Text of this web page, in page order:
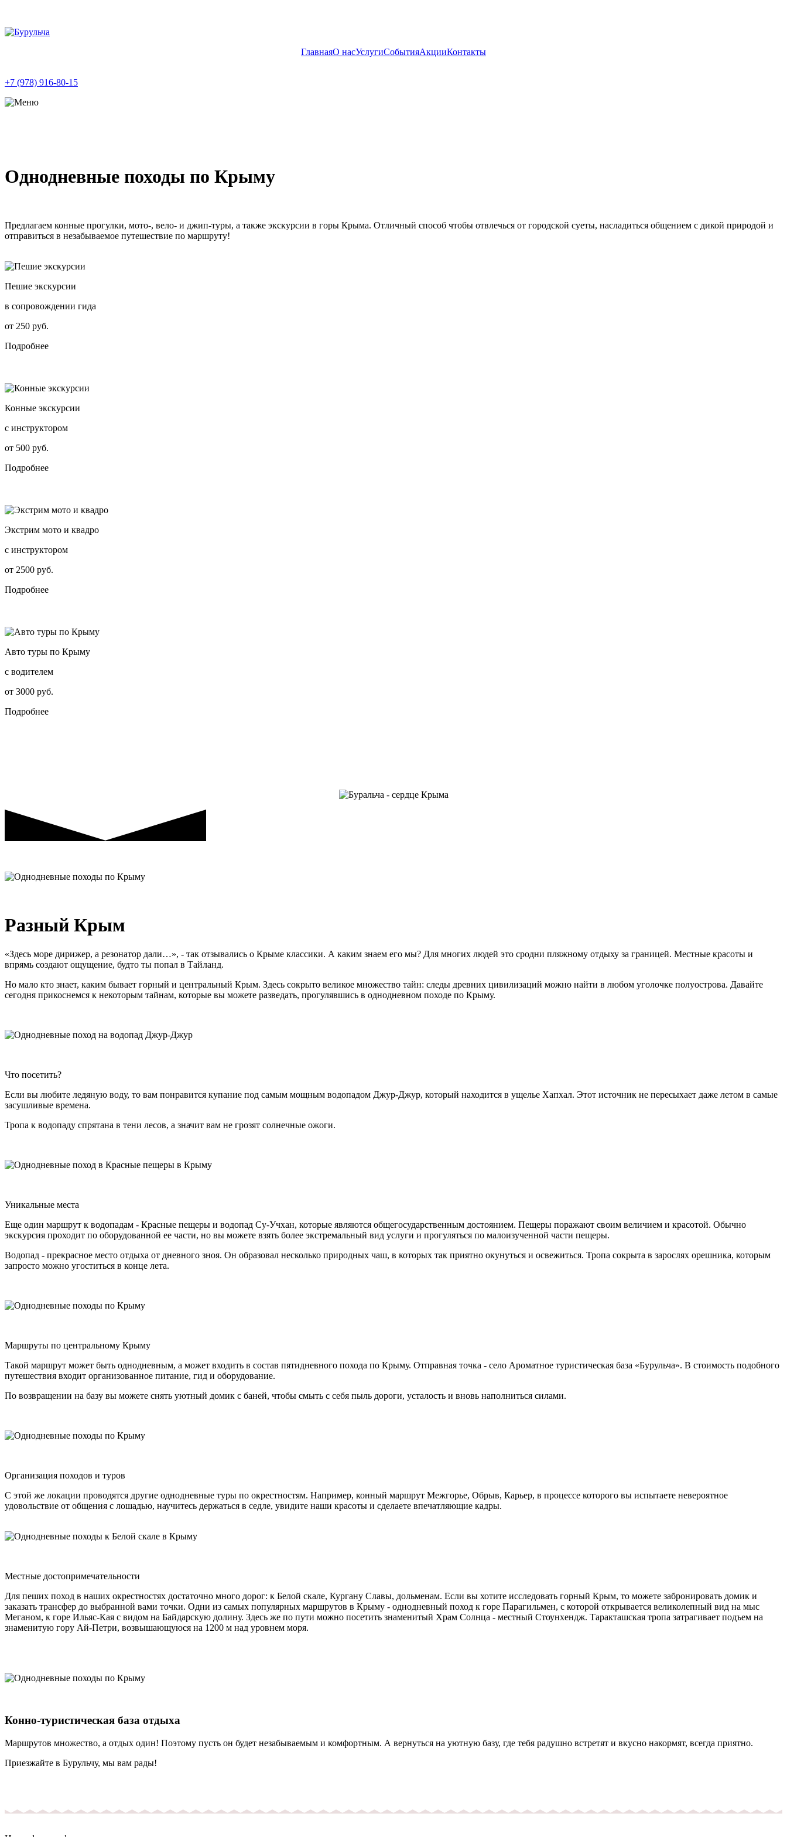
ГлавнаяО насУслугиСобытияАкцииКонтакты
+7 (978) 916-80-15
Однодневные походы по Крыму
Предлагаем конные прогулки, мото-, вело- и джип-туры, а также экскурсии в горы Крыма. Отличный способ чтобы отвлечься от городской суеты, насладиться общением с дикой природой и
отправиться в незабываемое путешествие по маршруту!
Пешие экскурсии
в сопровождении гида
от 250 руб.
Подробнее
Конные экскурсии
с инструктором
от 500 руб.
Подробнее
Экстрим мото и квадро
с инструктором
от 2500 руб.
Подробнее
Авто туры по Крыму
с водителем
от 3000 руб.
Подробнее
Разный Крым
«Здесь море дирижер, а резонатор дали…», - так отзывались о Крыме классики. А каким знаем его мы? Для многих людей это сродни пляжному отдыху за границей. Местные красоты и
впрямь создают ощущение, будто ты попал в Тайланд.
Но мало кто знает, каким бывает горный и центральный Крым. Здесь сокрыто великое множество тайн: следы древних цивилизаций можно найти в любом уголочке полуострова. Давайте
сегодня прикоснемся к некоторым тайнам, которые вы можете разведать, прогулявшись в однодневном походе по Крыму.
Что посетить?
Если вы любите ледяную воду, то вам понравится купание под самым мощным водопадом Джур-Джур, который находится в ущелье Хапхал. Этот источник не пересыхает даже летом в самые
засушливые времена.
Тропа к водопаду спрятана в тени лесов, а значит вам не грозят солнечные ожоги.
Уникальные места
Еще один маршрут к водопадам - Красные пещеры и водопад Су-Учхан, которые являются общегосударственным достоянием. Пещеры поражают своим величием и красотой. Обычно
экскурсия проходит по оборудованной ее части, но вы можете взять более экстремальный вид услуги и прогуляться по малоизученной части пещеры.
Водопад - прекрасное место отдыха от дневного зноя. Он образовал несколько природных чаш, в которых так приятно окунуться и освежиться. Тропа сокрыта в зарослях орешника, которым
запросто можно угоститься в конце лета.
Маршруты по центральному Крыму
Такой маршрут может быть однодневным, а может входить в состав пятидневного похода по Крыму. Отправная точка - село Ароматное туристическая база «Бурульча». В стоимость подобного
путешествия входит организованное питание, гид и оборудование.
По возвращении на базу вы можете снять уютный домик с баней, чтобы смыть с себя пыль дороги, усталость и вновь наполниться силами.
Организация походов и туров
С этой же локации проводятся другие однодневные туры по окрестностям. Например, конный маршрут Межгорье, Обрыв, Карьер, в процессе которого вы испытаете невероятное
удовольствие от общения с лошадью, научитесь держаться в седле, увидите наши красоты и сделаете впечатляющие кадры.
Местные достопримечательности
Для пеших поход в наших окрестностях достаточно много дорог: к Белой скале, Кургану Славы, дольменам. Если вы хотите исследовать горный Крым, то можете забронировать домик и
заказать трансфер до выбранной вами точки. Одни из самых популярных маршрутов в Крыму - однодневный поход к горе Парагильмен, с которой открывается великолепный вид на мыс
Меганом, к горе Ильяс-Кая с видом на Байдарскую долину. Здесь же по пути можно посетить знаменитый Храм Солнца - местный Стоунхендж. Таракташская тропа затрагивает подъем на
знаменитую гору Ай-Петри, возвышающуюся на 1200 м над уровнем моря.
Конно-туристическая база отдыха
Маршрутов множество, а отдых один! Поэтому пусть он будет незабываемым и комфортным. А вернуться на уютную базу, где тебя радушно встретят и вкусно накормят, всегда приятно.
Приезжайте в Бурульчу, мы вам рады!